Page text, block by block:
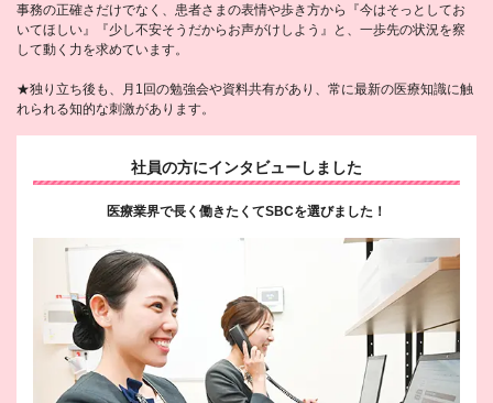
事務の正確さだけでなく、患者さまの表情や歩き方から『今はそっとしてお
いてほしい』『少し不安そうだからお声がけしよう』と、一歩先の状況を察
して動く力を求めています。
★独り立ち後も、月1回の勉強会や資料共有があり、常に最新の医療知識に触
れられる知的な刺激があります。
社員の方にインタビューしました
医療業界で長く働きたくてSBCを選びました！